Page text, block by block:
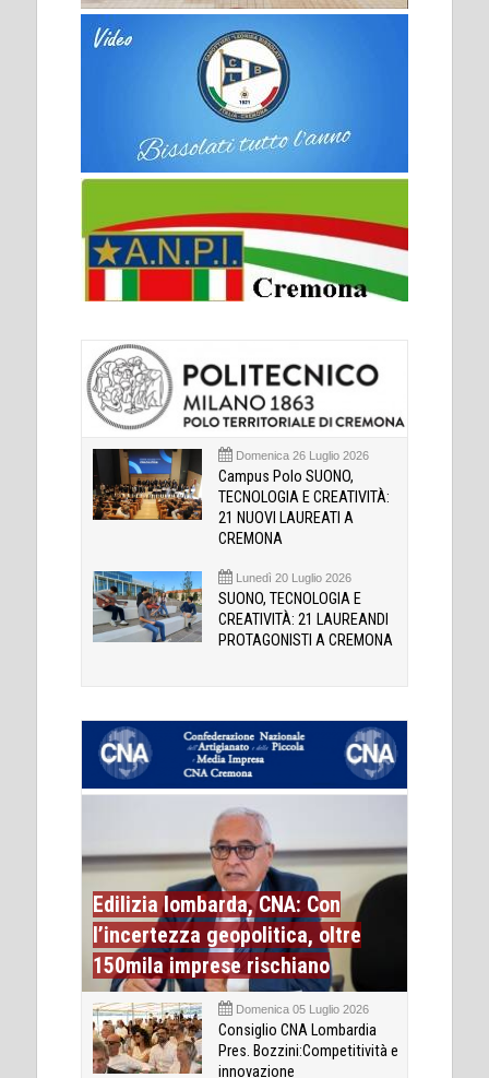
Domenica 26 Luglio 2026
Campus Polo SUONO,
TECNOLOGIA E CREATIVITÀ:
21 NUOVI LAUREATI A
CREMONA
Lunedì 20 Luglio 2026
SUONO, TECNOLOGIA E
CREATIVITÀ: 21 LAUREANDI
PROTAGONISTI A CREMONA
Edilizia lombarda, CNA: Con
l’incertezza geopolitica, oltre
150mila imprese rischiano
Domenica 05 Luglio 2026
Consiglio CNA Lombardia
Pres. Bozzini:Competitività e
innovazione